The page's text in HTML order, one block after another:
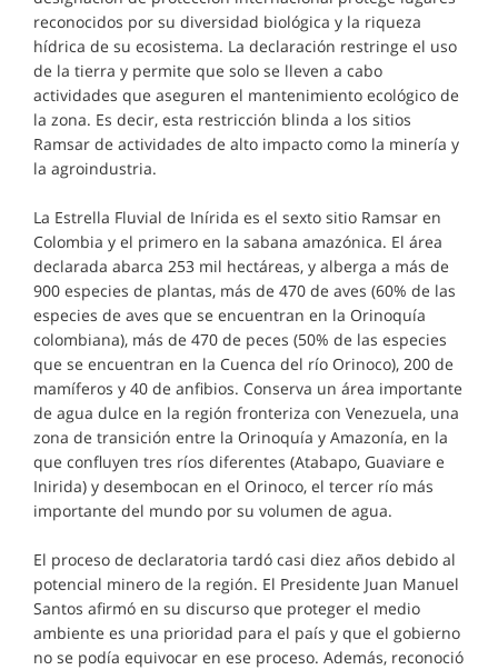
reconocidos por su diversidad biológica y la riqueza
hídrica de su ecosistema. La declaración restringe el uso
de la tierra y permite que solo se lleven a cabo
actividades que aseguren el mantenimiento ecológico de
la zona. Es decir, esta restricción blinda a los sitios
Ramsar de actividades de alto impacto como la minería y
la agroindustria.
La Estrella Fluvial de Inírida es el sexto sitio Ramsar en
Colombia y el primero en la sabana amazónica. El área
declarada abarca 253 mil hectáreas, y alberga a más de
900 especies de plantas, más de 470 de aves (60% de las
especies de aves que se encuentran en la Orinoquía
colombiana), más de 470 de peces (50% de las especies
que se encuentran en la Cuenca del río Orinoco), 200 de
mamíferos y 40 de anfibios. Conserva un área importante
de agua dulce en la región fronteriza con Venezuela, una
zona de transición entre la Orinoquía y Amazonía, en la
que confluyen tres ríos diferentes (Atabapo, Guaviare e
Inirida) y desembocan en el Orinoco, el tercer río más
importante del mundo por su volumen de agua.
El proceso de declaratoria tardó casi diez años debido al
potencial minero de la región. El Presidente Juan Manuel
Santos afirmó en su discurso que proteger el medio
ambiente es una prioridad para el país y que el gobierno
no se podía equivocar en ese proceso. Además, reconoció